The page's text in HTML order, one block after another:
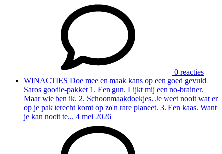
0 reacties
WINACTIES Doe mee en maak kans op een goed gevuld
Saros goodie-pakket 1. Een gun. Lijkt mij een no-brainer.
Maar wie ben ik. 2. Schoonmaakdoekjes. Je weet nooit wat er
op je pak terecht komt op zo'n rare planeet. 3. Een kaas. Want
je kan nooit te... 4 mei 2026